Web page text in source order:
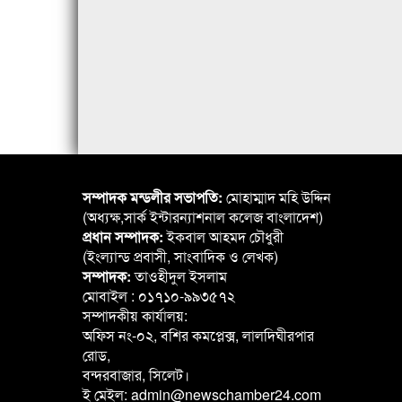
সম্পাদক মন্ডলীর সভাপতি: মোহাম্মাদ মহি উদ্দিন
(অধ্যক্ষ,সার্ক ইন্টারন্যাশনাল কলেজ বাংলাদেশ)
প্রধান সম্পাদক:ইকবাল আহমদ চৌধুরী
(ইংল্যান্ড প্রবাসী, সাংবাদিক ও লেখক)
সম্পাদক:তাওহীদুল ইসলাম
মোবাইল : ০১৭১০-৯৯৩৫৭২
সম্পাদকীয় কার্যালয়:
অফিস নং-০২, বশির কমপ্লেক্স, লালদিঘীরপার
রোড,
বন্দরবাজার, সিলেট।
ই মেইল: admin@newschamber24.com